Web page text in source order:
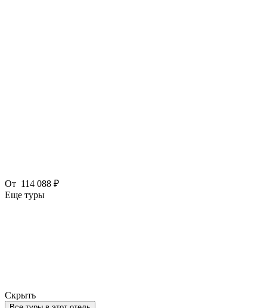
От 114 088 ₽
Еще туры
Скрыть